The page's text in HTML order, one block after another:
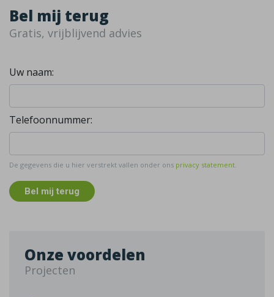
Bel mij terug
Gratis, vrijblijvend advies
Uw naam:
Telefoonnummer:
De gegevens die u hier verstrekt vallen onder ons privacy statement.
Bel mij terug
Onze voordelen
Projecten